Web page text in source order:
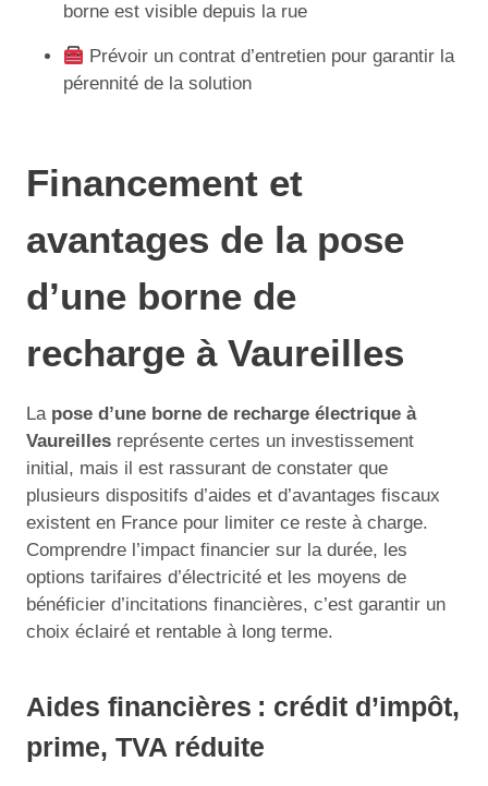
borne est visible depuis la rue
Prévoir un contrat d’entretien pour garantir la
pérennité de la solution
Financement et
avantages de la pose
d’une borne de
recharge à Vaureilles
La pose d’une borne de recharge électrique à
Vaureilles représente certes un investissement
initial, mais il est rassurant de constater que
plusieurs dispositifs d’aides et d’avantages fiscaux
existent en France pour limiter ce reste à charge.
Comprendre l’impact financier sur la durée, les
options tarifaires d’électricité et les moyens de
bénéficier d’incitations financières, c’est garantir un
choix éclairé et rentable à long terme.
Aides financières : crédit d’impôt,
prime, TVA réduite